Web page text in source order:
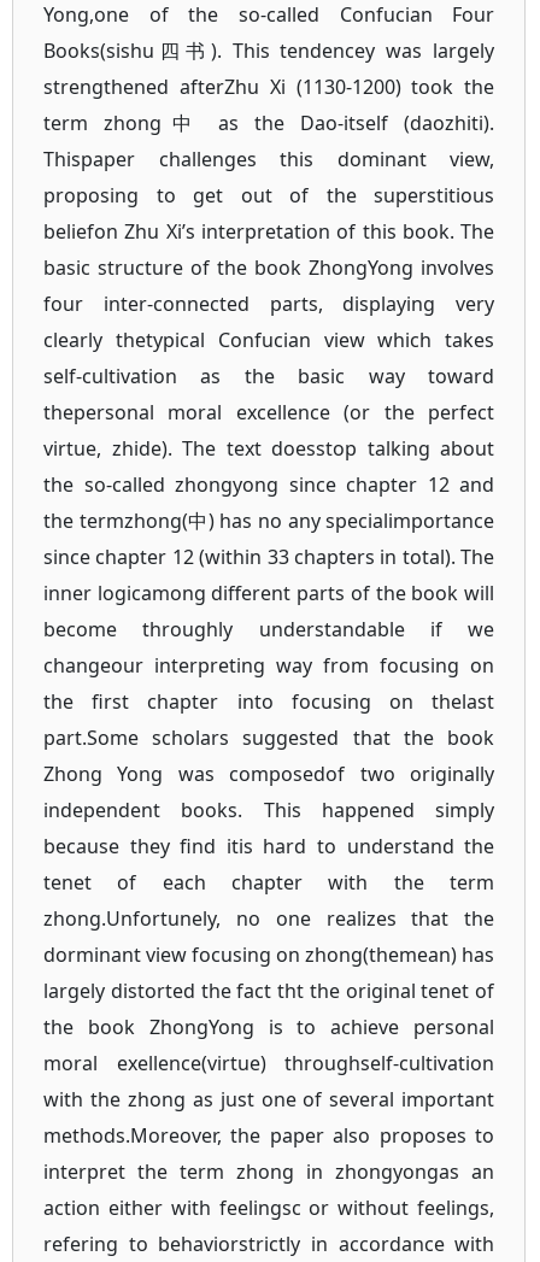
Yong,one of the so-called Confucian Four
Books(sishu四书). This tendencey was largely
strengthened afterZhu Xi (1130-1200) took the
term zhong中 as the Dao-itself (daozhiti).
Thispaper challenges this dominant view,
proposing to get out of the superstitious
beliefon Zhu Xi’s interpretation of this book. The
basic structure of the book ZhongYong involves
four inter-connected parts, displaying very
clearly thetypical Confucian view which takes
self-cultivation as the basic way toward
thepersonal moral excellence (or the perfect
virtue, zhide). The text doesstop talking about
the so-called zhongyong since chapter 12 and
the termzhong(中) has no any specialimportance
since chapter 12 (within 33 chapters in total). The
inner logicamong different parts of the book will
become throughly understandable if we
changeour interpreting way from focusing on
the first chapter into focusing on thelast
part.Some scholars suggested that the book
Zhong Yong was composedof two originally
independent books. This happened simply
because they find itis hard to understand the
tenet of each chapter with the term
zhong.Unfortunely, no one realizes that the
dorminant view focusing on zhong(themean) has
largely distorted the fact tht the original tenet of
the book ZhongYong is to achieve personal
moral exellence(virtue) throughself-cultivation
with the zhong as just one of several important
methods.Moreover, the paper also proposes to
interpret the term zhong in zhongyongas an
action either with feelingsc or without feelings,
refering to behaviorstrictly in accordance with